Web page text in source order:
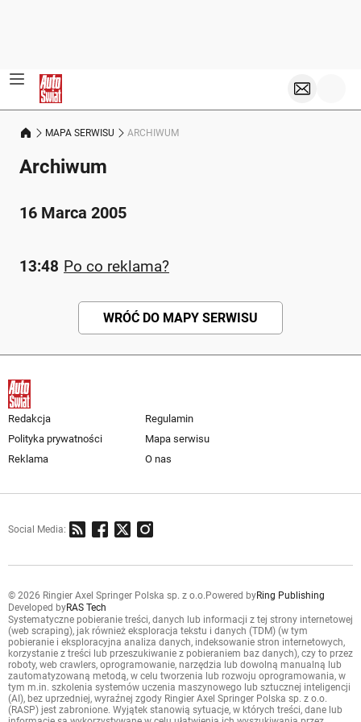
MAPA SERWISU ARCHIWUM
Archiwum
16 Marca 2005
13:48 Po co reklama?
WRÓĆ DO MAPY SERWISU
Redakcja
Regulamin
Polityka prywatności
Mapa serwisu
Reklama
O nas
Social Media:
© 2026 Ringier Axel Springer Polska sp. z o.o. Powered byRing Publishing
Developed byRAS Tech
Systematyczne pobieranie treści, danych lub informacji z tej strony internetowej
(web scraping), jak również eksploracja tekstu i danych (TDM) (w tym
pobieranie i eksploracyjna analiza danych, indeksowanie stron internetowych,
korzystanie z treści lub przeszukiwanie z pobieraniem baz danych), czy to przez
roboty, web crawlers, oprogramowanie, narzędzia lub dowolną manualną lub
zautomatyzowaną metodą, w celu tworzenia lub rozwoju oprogramowania, w
tym m.in. szkolenia systemów uczenia maszynowego lub sztucznej inteligencji
(AI), bez uprzedniej, wyraźnej zgody Ringier Axel Springer Polska sp. z o.o.
(RASP) jest zabronione. Wyjątek stanowią sytuacje, w których treści, dane lub